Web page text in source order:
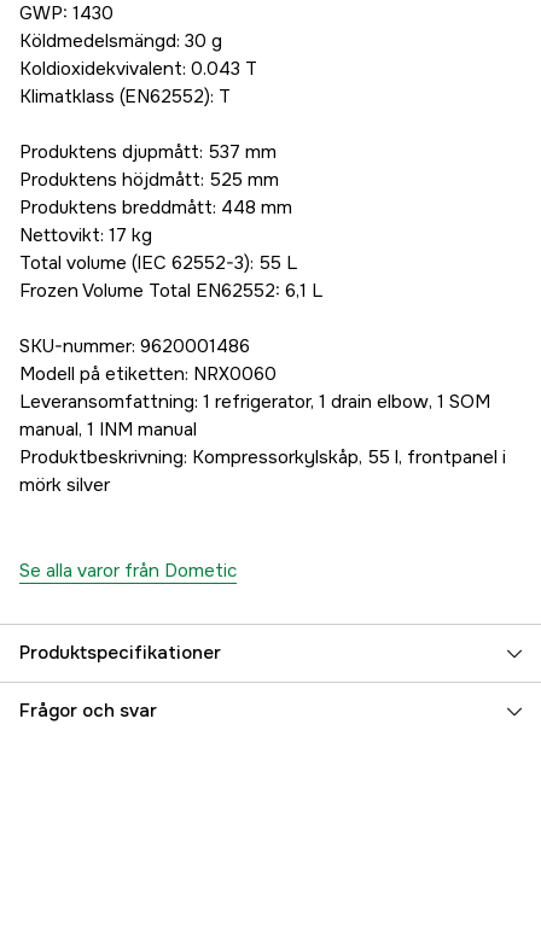
GWP: 1430
Köldmedelsmängd: 30 g
Koldioxidekvivalent: 0.043 T
Klimatklass (EN62552): T
Produktens djupmått: 537 mm
Produktens höjdmått: 525 mm
Produktens breddmått: 448 mm
Nettovikt: 17 kg
Total volume (IEC 62552-3): 55 L
Frozen Volume Total EN62552: 6,1 L
SKU-nummer: 9620001486
Modell på etiketten: NRX0060
Leveransomfattning: 1 refrigerator, 1 drain elbow, 1 SOM
manual, 1 INM manual
Produktbeskrivning: Kompressorkylskåp, 55 l, frontpanel i
mörk silver
Se alla varor från Dometic
Produktspecifikationer
Referensnummer 5000074964
Frågor och svar